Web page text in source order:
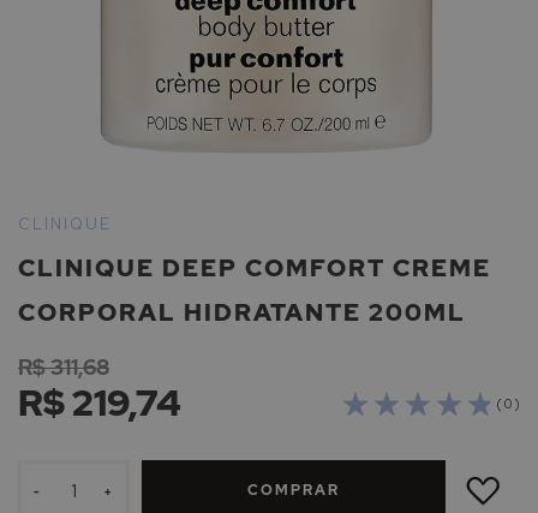
para
início
Galeria
imagens
CLINIQUE DEEP COMFORT CREME
CORPORAL HIDRATANTE 200ML
CLINIQUE
( 0 )
R$ 219,74
R$ 311,68
- + COMPRAR
ADICIONAR
LISTA